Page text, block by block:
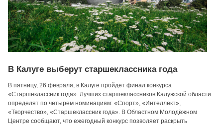
В Калуге выберут старшеклассника года
В пятницу, 26 февраля, в Калуге пройдет финал конкурса
«Старшеклассник года». Лучших старшеклассников Калужской области
определят по четырем номинациям: «Спорт», «Интеллект»,
«Творчество», «Старшеклассник года». В Областном Молодёжном
Центре сообщают, что ежегодный конкурс позволяет раскрыть